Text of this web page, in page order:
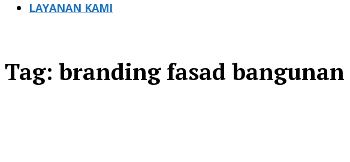
LAYANAN KAMI
Tag: branding fasad bangunan